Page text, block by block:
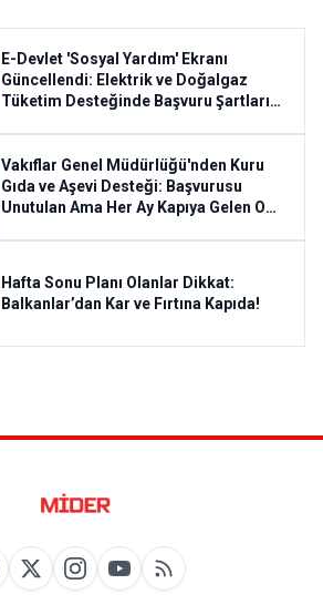
E-Devlet 'Sosyal Yardım' Ekranı
Güncellendi: Elektrik ve Doğalgaz
Tüketim Desteğinde Başvuru Şartları
Vakıflar Genel Müdürlüğü'nden Kuru
Gıda ve Aşevi Desteği: Başvurusu
Unutulan Ama Her Ay Kapıya Gelen O
Hafta Sonu Planı Olanlar Dikkat:
Balkanlar’dan Kar ve Fırtına Kapıda!